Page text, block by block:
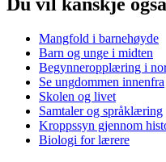
Mangfold i barnehøyde
Barn og unge i midten
Begynneropplæring i
Se ungdommen innenfra
Skolen og livet
Samtaler og språklæring
Kroppssyn gjennom
Biologi for lærere